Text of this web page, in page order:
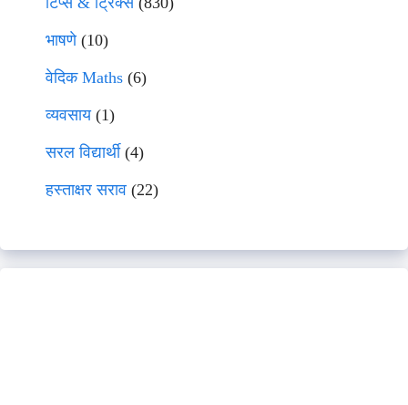
भाषणे(10)
वेदिक Maths (6)
व्यवसाय(1)
सरल विद्यार्थी(4)
हस्ताक्षर सराव (22)